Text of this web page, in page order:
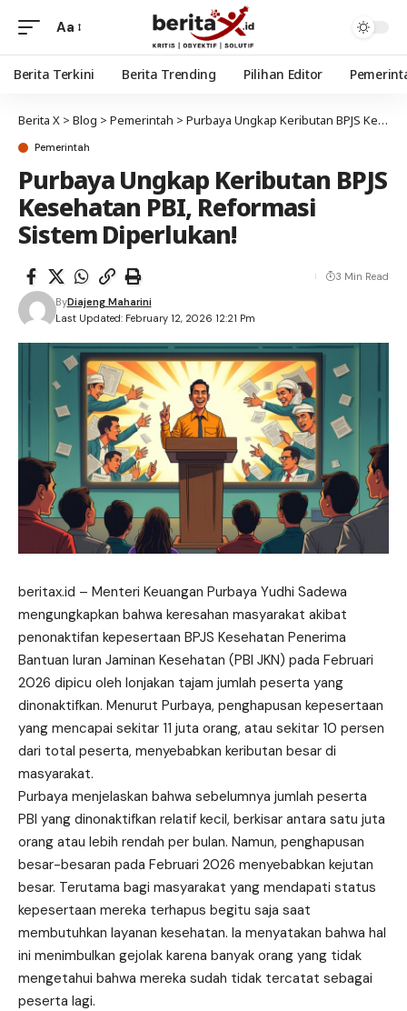
Aa
Berita Terkini Berita Trending Pilihan Editor
Berita X > Blog > Pemerintah > Purbaya Ungkap Keributan BPJS Kesehatan PBI, Reformasi Sistem Diperlukan!
Pemerintah
Purbaya Ungkap Keributan BPJS
Kesehatan PBI, Reformasi
Sistem Diperlukan!
Last Updated: February 12, 2026 12:21 Pm
ByDiajeng Maharini
3 Min Read
beritax.id – Menteri Keuangan Purbaya Yudhi Sadewa
mengungkapkan bahwa keresahan masyarakat akibat
penonaktifan kepesertaan BPJS Kesehatan Penerima
Bantuan Iuran Jaminan Kesehatan (PBI JKN) pada Februari
2026 dipicu oleh lonjakan tajam jumlah peserta yang
dinonaktifkan. Menurut Purbaya, penghapusan kepesertaan
yang mencapai sekitar 11 juta orang, atau sekitar 10 persen
dari total peserta, menyebabkan keributan besar di
masyarakat.
Purbaya menjelaskan bahwa sebelumnya jumlah peserta
PBI yang dinonaktifkan relatif kecil, berkisar antara satu juta
orang atau lebih rendah per bulan. Namun, penghapusan
besar-besaran pada Februari 2026 menyebabkan kejutan
besar. Terutama bagi masyarakat yang mendapati status
kepesertaan mereka terhapus begitu saja saat
membutuhkan layanan kesehatan. Ia menyatakan bahwa hal
ini menimbulkan gejolak karena banyak orang yang tidak
mengetahui bahwa mereka sudah tidak tercatat sebagai
peserta lagi.